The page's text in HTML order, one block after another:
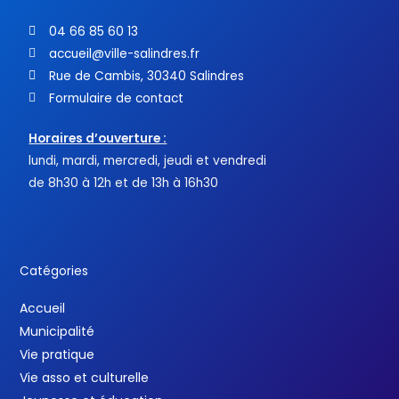
04 66 85 60 13
accueil@ville-salindres.fr
Rue de Cambis, 30340 Salindres
Formulaire de contact
Horaires d’ouverture :
lundi, mardi, mercredi, jeudi et vendredi
de 8h30 à 12h et de 13h à 16h30
Catégories
Accueil
Municipalité
Vie pratique
Vie asso et culturelle